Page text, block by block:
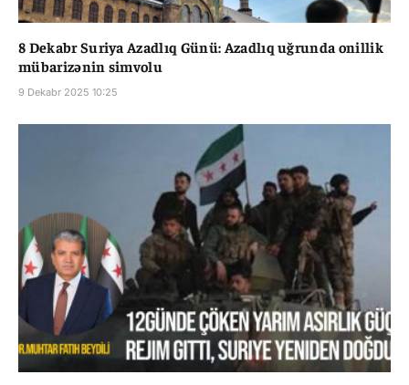
8 Dekabr Suriya Azadlıq Günü: Azadlıq uğrunda onillik
mübarizənin simvolu
9 Dekabr 2025 10:25